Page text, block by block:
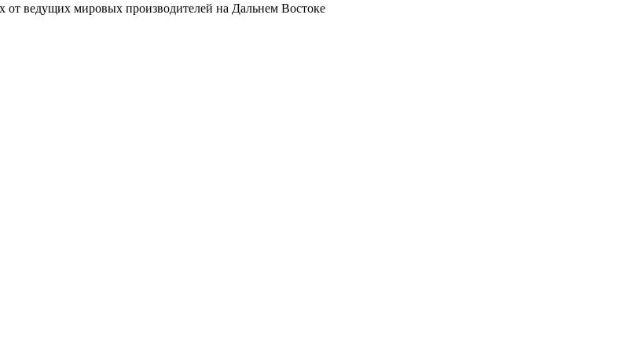
ведущих мировых производителей на Дальнем Востоке